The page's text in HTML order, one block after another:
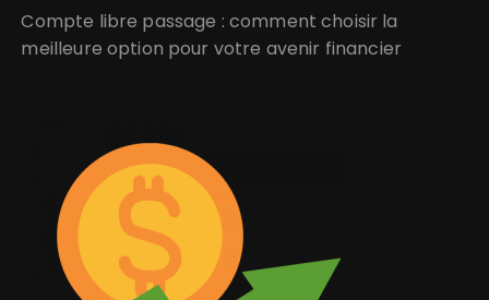
Compte libre passage : comment choisir la
meilleure option pour votre avenir financier